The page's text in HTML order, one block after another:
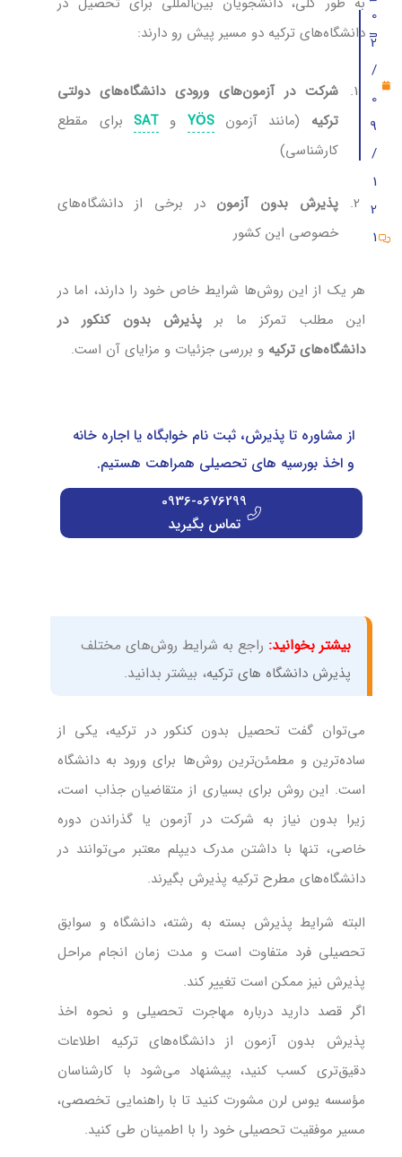
0
2
/
0
9
/
1
2
1
تحصیل در ترکیه بدون شرط معدل
آشنایی با زبان و یا داشتن مدرک معتبر زبان
تحصیل در ترکیه با مدرک دیپلم یا 12 سال تحصیلی
دانشگاه‌های بدون آزمون ترکیه
مزایای پذیرش بدون آزمون در دانشگاه‌های ترکیه
زبان تحصیل دانشگاه‌های خصوصی ترکیه
سوالات متداول
دانشگاه‌های ترکیه دو مسیر پیش رو دارند:
شرکت در آزمون‌های ورودی دانشگاه‌های دولتی
ترکیه (مانند آزمونYÖS و SATبرای مقطع
کارشناسی)
پذیرش بدون آزمون در برخی از دانشگاه‌های
خصوصی این کشور
هر یک از این روش‌ها شرایط خاص خود را دارند، اما در
این مطلب تمرکز ما برپذیرش بدون کنکور در
دانشگاه‌های ترکیه و بررسی جزئیات و مزایای آن است.
از مشاوره تا پذیرش، ثبت نام خوابگاه یا اجاره خانه
و اخذ بورسیه های تحصیلی همراهت هستیم.
0936-0676299
تماس بگیرید
بیشتر بخوانید: راجع به شرایط روش‌های مختلف
پذیرش دانشگاه های ترکیه، بیشتر بدانید.
می‌توان گفت تحصیل بدون کنکور در ترکیه، یکی از
ساده‌ترین و مطمئن‌ترین روش‌ها برای ورود به دانشگاه
است. این روش برای بسیاری از متقاضیان جذاب است،
زیرا بدون نیاز به شرکت در آزمون یا گذراندن دوره
خاصی، تنها با داشتن مدرک دیپلم معتبر می‌توانند در
دانشگاه‌های مطرح ترکیه پذیرش بگیرند.
البته شرایط پذیرش بسته به رشته، دانشگاه و سوابق
تحصیلی فرد متفاوت است و مدت زمان انجام مراحل
پذیرش نیز ممکن است تغییر کند.
اگر قصد دارید درباره مهاجرت تحصیلی و نحوه اخذ
پذیرش بدون آزمون از دانشگاه‌های ترکیه اطلاعات
دقیق‌تری کسب کنید، پیشنهاد می‌شود با کارشناسان
مؤسسه یوس لرن مشورت کنید تا با راهنمایی تخصصی،
مسیر موفقیت تحصیلی خود را با اطمینان طی کنید.